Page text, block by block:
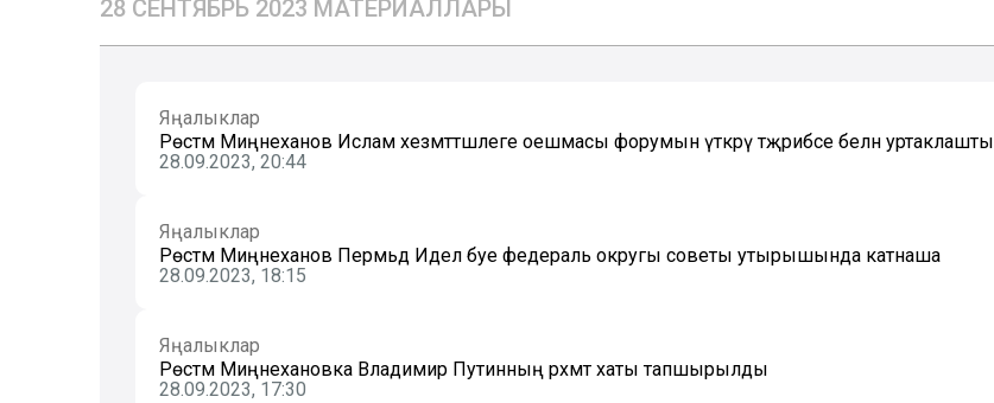
28 СЕНТЯБРЬ 2023 МАТЕРИАЛЛАРЫ
Яңалыклар
Рөстәм Миңнеханов Ислам хезмәттәшлеге оешмасы форумын үткәрү тәҗрибәсе белән уртаклашты
28.09.2023, 20:44
Яңалыклар
Рөстәм Миңнеханов Пермьдә Идел буе федераль округы советы утырышында катнаша
28.09.2023, 18:15
Яңалыклар
Рөстәм Миңнехановка Владимир Путинның рәхмәт хаты тапшырылды
28.09.2023, 17:30